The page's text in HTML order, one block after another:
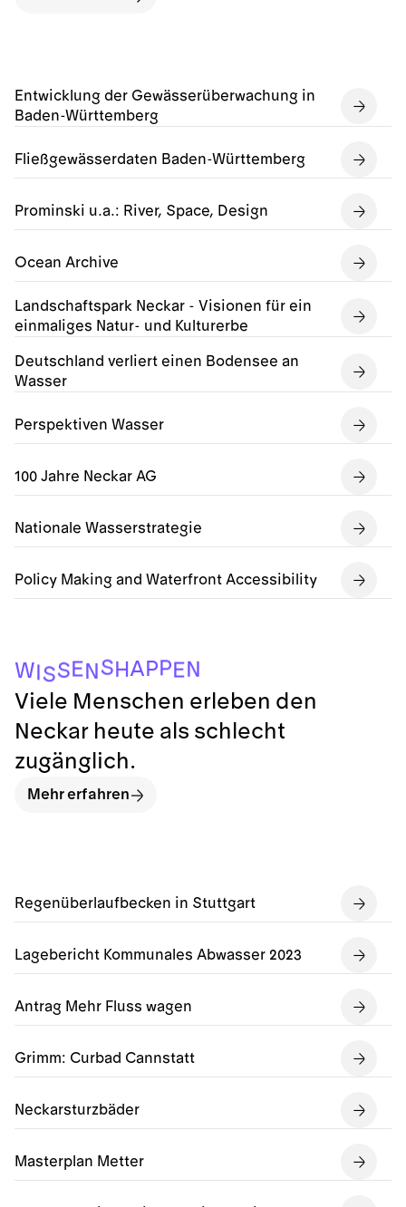
Entwicklung der Gewässerüberwachung in
Baden-Württemberg
Fließgewässerdaten Baden-Württemberg
Prominski u.a.: River, Space, Design
Ocean Archive
Landschaftspark Neckar - Visionen für ein
einmaliges Natur- und Kulturerbe
Deutschland verliert einen Bodensee an
Wasser
Perspektiven Wasser
100 Jahre Neckar AG
Nationale Wasserstrategie
Policy Making and Waterfront Accessibility
Regenüberlaufbecken in Stuttgart
Lagebericht Kommunales Abwasser 2023
Antrag Mehr Fluss wagen
Grimm: Curbad Cannstatt
Neckarsturzbäder
Masterplan Metter
WISSE N SHAPPEN
Viele Menschen erleben den
Neckar heute als schlecht
zugänglich.
Mehr erfahren